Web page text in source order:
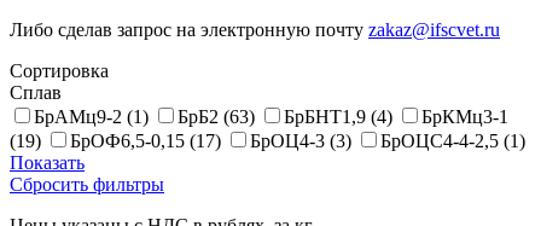
Либо сделав запрос на электронную почту zakaz@ifscvet.ru
Сортировка
Сплав
БрАМц9-2 (1) БрБ2 (63) БрБНТ1,9 (4)
БрКМц3-1
(19)
БрОФ6,5-0,15 (17) БрОЦ4-3 (3) БрОЦС4-4-2,5 (1)
Показать
Сбросить фильтры